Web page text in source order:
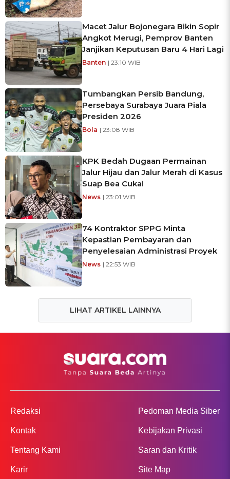
Macet Jalur Bojonegara Bikin Sopir
Angkot Merugi, Pemprov Banten
Janjikan Keputusan Baru 4 Hari Lagi
Banten | 23:10 WIB
Tumbangkan Persib Bandung,
Persebaya Surabaya Juara Piala
Presiden 2026
Bola | 23:08 WIB
KPK Bedah Dugaan Permainan
Jalur Hijau dan Jalur Merah di Kasus
Suap Bea Cukai
News | 23:01 WIB
74 Kontraktor SPPG Minta
Kepastian Pembayaran dan
Penyelesaian Administrasi Proyek
News | 22:53 WIB
LIHAT ARTIKEL LAINNYA
Redaksi
Kontak
Tentang Kami
Karir
Pedoman Media Siber
Kebijakan Privasi
Saran dan Kritik
Site Map